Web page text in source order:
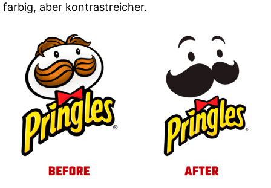
farbig, aber kontrastreicher.